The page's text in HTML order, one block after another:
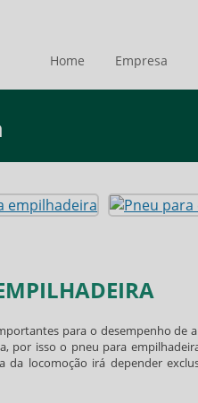
Home Empresa
para o desempenho de
por isso o pneu para
da locomoção irá depender